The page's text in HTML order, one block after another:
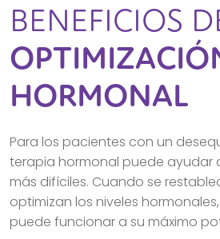
BENEFICIOS
HORMONAL
Para los pacientes con un
terapia hormonal puede ayudar
más difíciles. Cuando se
optimizan los niveles
puede funcionar a su máximo